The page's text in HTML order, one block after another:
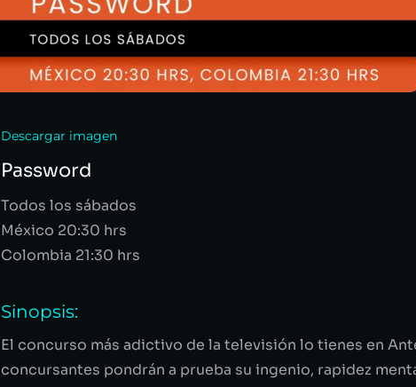
Descargar imagen
Password
Todos los sábados
México 20:30 hrs
Colombia 21:30 hrs
Sinopsis:
El concurso más adictivo de la televisión lo tienes en
concursantes pondrán a prueba su ingenio, rapidez